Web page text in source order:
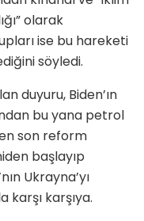
olarak
ise bu hareketi
söyledi.
duyuru, Biden’ın
bu yana petrol
son reform
başlayıp
Ukrayna’yı
karşı karşıya.